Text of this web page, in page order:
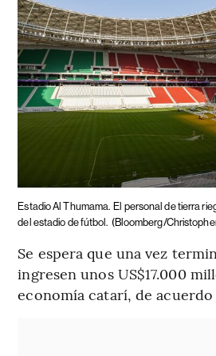
Estadio Al Thumama. El personal de tierra
del estadio de fútbol. (Bloomberg/
Se espera que una vez
ingresen unos US$17.000
economía catarí, de